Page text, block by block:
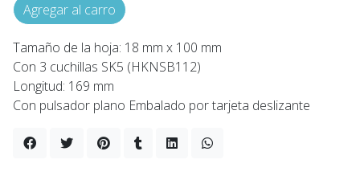
Agregar al carro
Tamaño de la hoja: 18 mm x 100 mm
Con 3 cuchillas SK5 (HKNSB112)
Longitud: 169 mm
Con pulsador plano Embalado por tarjeta deslizante